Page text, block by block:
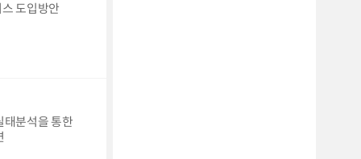
도입방안
태분석을 통한